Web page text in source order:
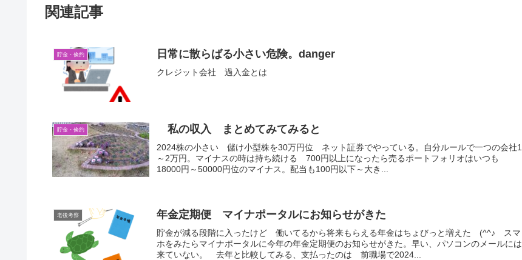
関連記事
貯金・倹約 日常に散らばる小さい危険。danger
クレジット会社 過入金とは
貯金・倹約 私の収入 まとめてみてみると
2024株の小さい 儲け小型株を30万円位 ネット証券でやっている。自分ルールで一つの会社1
～2万円。マイナスの時は持ち続ける 700円以上になったら売るポートフォリオはいつも
18000円～50000円位のマイナス。配当も100円以下～大き...
老後考察 年金定期便 マイナポータルにお知らせがきた
貯金が減る段階に入ったけど 働いてるから将来もらえる年金はちょびっと増えた (^^♪ スマ
ホをみたらマイナポータルに今年の年金定期便のお知らせがきた。早い、パソコンのメールには
来ていない。 去年と比較してみる、支払ったのは 前職場で2024...